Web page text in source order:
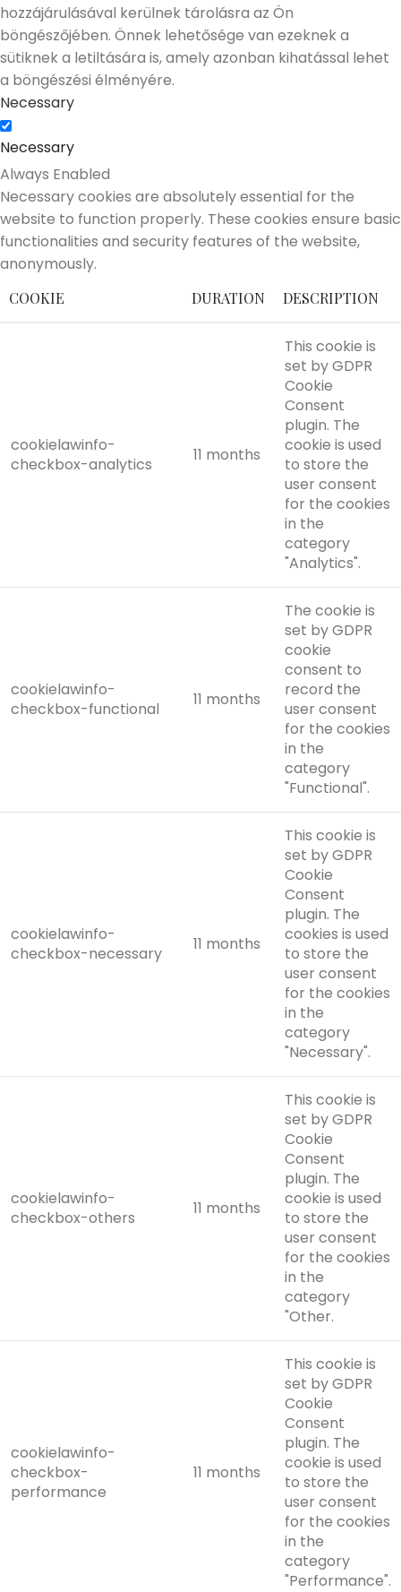
hozzájárulásával kerülnek tárolásra az Ön
böngészőjében. Önnek lehetősége van ezeknek a
sütiknek a letiltására is, amely azonban kihatással lehet
a böngészési élményére.
Necessary
Necessary
Always Enabled
Necessary cookies are absolutely essential for the
website to function properly. These cookies ensure basic
functionalities and security features of the website,
anonymously.
COOKIE DURATION DESCRIPTION
cookielawinfo-
checkbox-analytics
11 months
This cookie is
set by GDPR
Cookie
Consent
plugin. The
cookie is used
to store the
user consent
for the cookies
in the
category
"Analytics".
cookielawinfo-
checkbox-functional
11 months
The cookie is
set by GDPR
cookie
consent to
record the
user consent
for the cookies
in the
category
"Functional".
cookielawinfo-
checkbox-necessary
11 months
This cookie is
set by GDPR
Cookie
Consent
plugin. The
cookies is used
to store the
user consent
for the cookies
in the
category
"Necessary".
cookielawinfo-
checkbox-others
11 months
This cookie is
set by GDPR
Cookie
Consent
plugin. The
cookie is used
to store the
user consent
for the cookies
in the
category
"Other.
cookielawinfo-
checkbox-
performance
11 months
This cookie is
set by GDPR
Cookie
Consent
plugin. The
cookie is used
to store the
user consent
for the cookies
in the
category
"Performance".